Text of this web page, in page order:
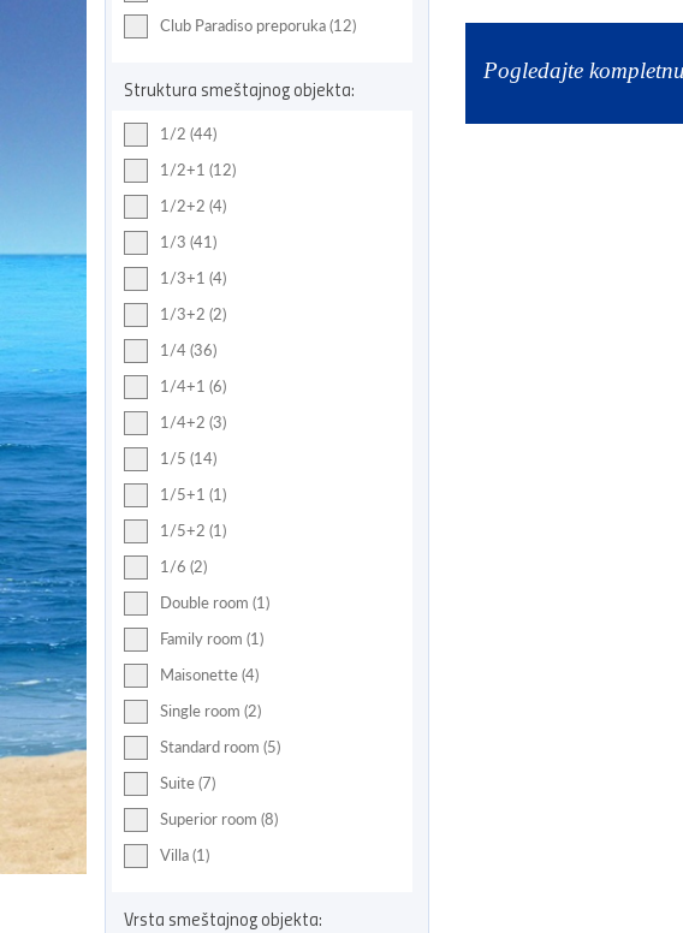
Pogledajte
Club Paradiso preporuka (12)
Struktura smeštajnog objekta:
1/2 (44)
1/2+1 (12)
1/2+2 (4)
1/3 (41)
1/3+1 (4)
1/3+2 (2)
1/4 (36)
1/4+1 (6)
1/4+2 (3)
1/5 (14)
1/5+1 (1)
1/5+2 (1)
1/6 (2)
Double room (1)
Family room (1)
Maisonette (4)
Single room (2)
Standard room (5)
Suite (7)
Superior room (8)
Villa (1)
Vrsta smeštajnog objekta: